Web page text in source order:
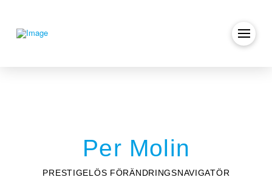
Per Molin
PRESTIGELÖS FÖRÄNDRINGSNAVIGATÖR